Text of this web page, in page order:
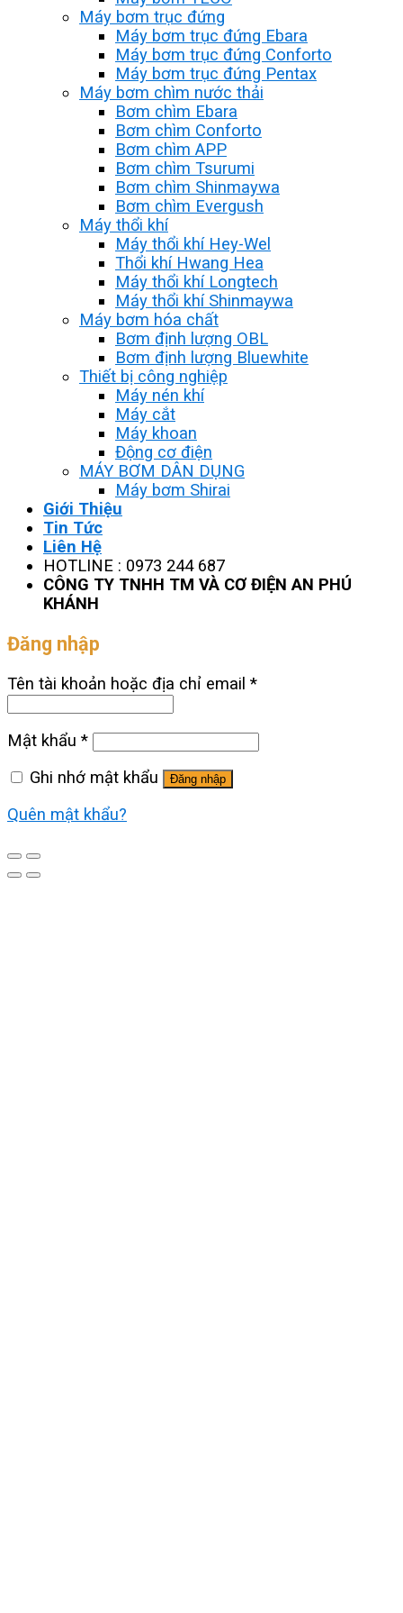
Máy bơm trục đứng
Máy bơm trục đứng Ebara
Máy bơm trục đứng Conforto
Máy bơm trục đứng Pentax
Máy bơm chìm nước thải
Bơm chìm Ebara
Bơm chìm Conforto
Bơm chìm APP
Bơm chìm Tsurumi
Bơm chìm Shinmaywa
Bơm chìm Evergush
Máy thổi khí
Máy thổi khí Hey-Wel
Thổi khí Hwang Hea
Máy thổi khí Longtech
Máy thổi khí Shinmaywa
Máy bơm hóa chất
Bơm định lượng OBL
Bơm định lượng Bluewhite
Thiết bị công nghiệp
Máy nén khí
Máy cắt
Máy khoan
Động cơ điện
MÁY BƠM DÂN DỤNG
Máy bơm Shirai
Giới Thiệu
Tin Tức
Liên Hệ
HOTLINE : 0973 244 687
CÔNG TY TNHH TM VÀ CƠ ĐIỆN AN PHÚ
KHÁNH
Đăng nhập
Tên tài khoản hoặc địa chỉ email *
Mật khẩu *
Ghi nhớ mật khẩu
Đăng nhập
Quên mật khẩu?